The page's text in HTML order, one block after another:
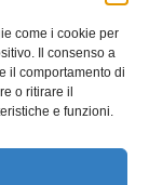
come i cookie per
Il consenso a
il comportamento di
o ritirare il
e funzioni.